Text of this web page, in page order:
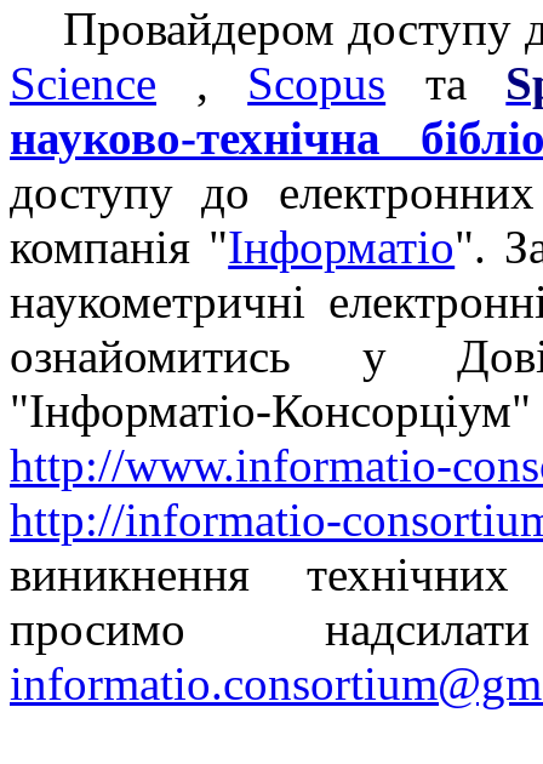
Провайдером доступу
Science , Scopus та
науково-технічна
доступу до
компанія "Інформатіо".
наукометричні
ознайомитись у
"Інформатіо-
http://www.informatio-
http://informatio-
виникнення
просимо